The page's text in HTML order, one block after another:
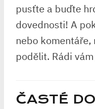
‌pusťte a ‍buďte
dovednosti! A
nebo komentáře,
podělit. Rádi
ČASTÉ